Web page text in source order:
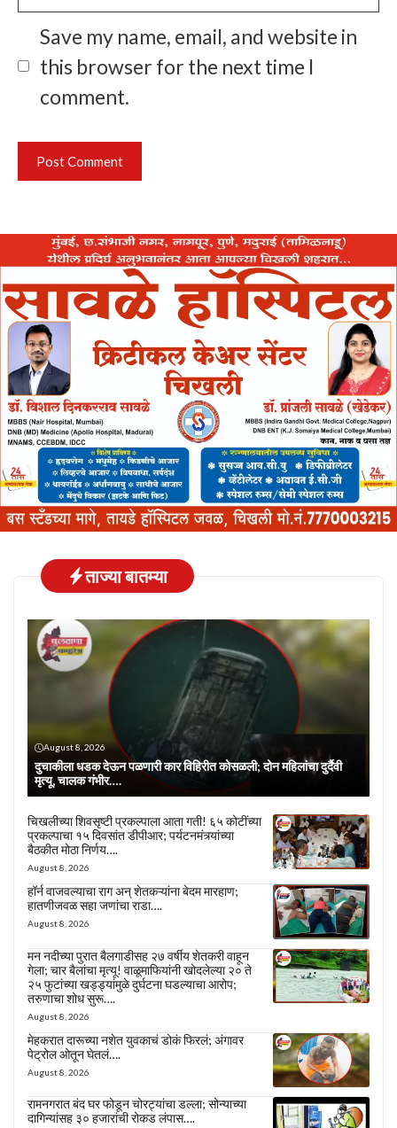
Save my name, email, and website in
this browser for the next time I
comment.
ताज्या बातम्या
August 8, 2026
दुचाकीला धडक देऊन पळणारी कार विहिरीत कोसळली; दोन महिलांचा दुर्दैवी
मृत्यू, चालक गंभीर….
चिखलीच्या शिवसृष्टी प्रकल्पाला आता गती! ६५ कोटींच्या
प्रकल्पाचा १५ दिवसांत डीपीआर; पर्यटनमंत्र्यांच्या
बैठकीत मोठा निर्णय….
August 8, 2026
हॉर्न वाजवल्याचा राग अन् शेतकऱ्यांना बेदम मारहाण;
हातणीजवळ सहा जणांचा राडा….
August 8, 2026
मन नदीच्या पुरात बैलगाडीसह २७ वर्षीय शेतकरी वाहून
गेला; चार बैलांचा मृत्यू! वाळूमाफियांनी खोदलेल्या २० ते
२५ फुटांच्या खड्ड्यांमुळे दुर्घटना घडल्याचा आरोप;
तरुणाचा शोध सुरू….
August 8, 2026
मेहकरात दारूच्या नशेत युवकाचं डोकं फिरलं; अंगावर
पेट्रोल ओतून घेतलं….
August 8, 2026
रामनगरात बंद घर फोडून चोरट्यांचा डल्ला; सोन्याच्या
दागिन्यांसह ३० हजारांची रोकड लंपास….